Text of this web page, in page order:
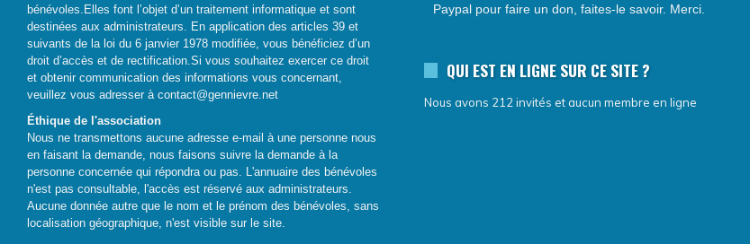
bénévoles.Elles font l’objet d’un traitement informatique et sont
destinées aux administrateurs. En application des articles 39 et
suivants de la loi du 6 janvier 1978 modifiée, vous bénéficiez d’un
droit d’accès et de rectification.Si vous souhaitez exercer ce droit
et obtenir communication des informations vous concernant,
veuillez vous adresser à contact@gennievre.net
Éthique de l'association
Nous ne transmettons aucune adresse e-mail à une personne nous
en faisant la demande, nous faisons suivre la demande à la
personne concernée qui répondra ou pas. L'annuaire des bénévoles
n'est pas consultable, l'accès est réservé aux administrateurs.
Aucune donnée autre que le nom et le prénom des bénévoles, sans
localisation géographique, n'est visible sur le site.
Paypal pour faire un don, faites-le savoir. Merci.
QUI EST EN LIGNE SUR CE SITE ?
Nous avons 212 invités et aucun membre en ligne